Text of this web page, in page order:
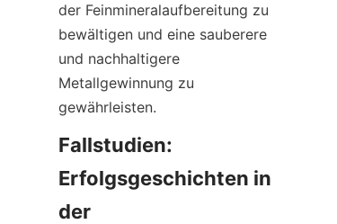
der Feinmineralaufbereitung zu
bewältigen und eine sauberere
und nachhaltigere
Metallgewinnung zu
Fallstudien:
Erfolgsgeschichten in
der